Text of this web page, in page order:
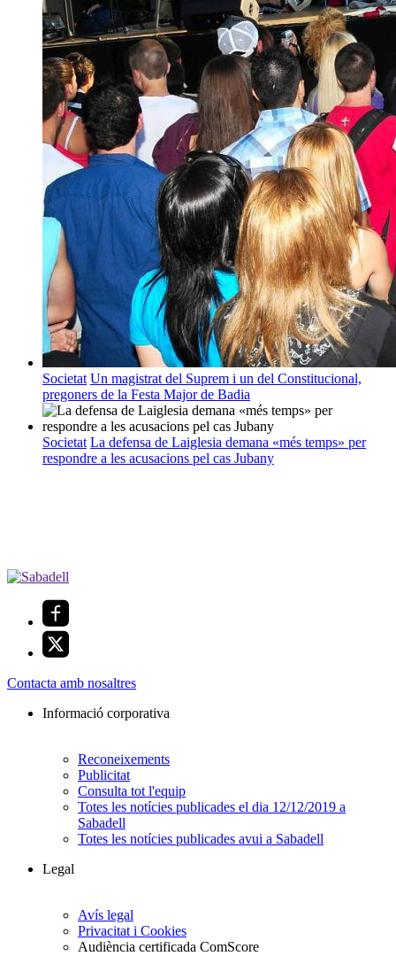
Societat Un magistrat del Suprem i un del Constitucional,
pregoners de la Festa Major de Badia
Societat La defensa de Laiglesia demana «més temps» per
respondre a les acusacions pel cas Jubany
Contacta amb nosaltres
Informació corporativa
Reconeixements
Publicitat
Consulta tot l'equip
Totes les notícies publicades el dia 12/12/2019 a
Sabadell
Totes les notícies publicades avui a Sabadell
Legal
Avís legal
Privacitat i Cookies
Audiència certificada ComScore